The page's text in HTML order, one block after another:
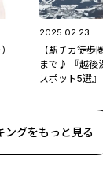
2025.02.23
【駅チカ徒歩
まで♪ 『越後
スポット5選
ングをもっと見る